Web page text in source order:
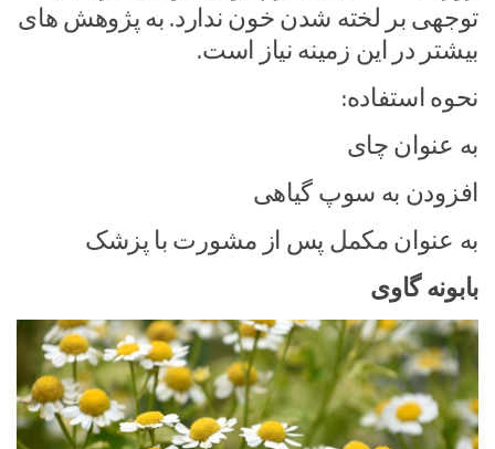
توجهی بر لخته شدن خون ندارد. به پژوهش های
بیشتر در این زمینه نیاز است.
نحوه استفاده:
به عنوان چای
افزودن به سوپ گیاهی
به عنوان مکمل پس از مشورت با پزشک
بابونه گاوی